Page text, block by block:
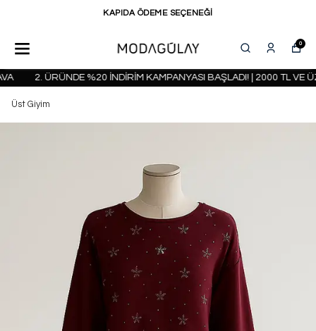
KAPIDA ÖDEME SEÇENEĞİ
0
2. ÜRÜNDE %20 İNDİRİM KAMPANYASI BAŞLADI! | 2000 TL VE
Üst Giyim